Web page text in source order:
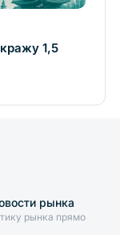
1,5
рынка
рынка прямо